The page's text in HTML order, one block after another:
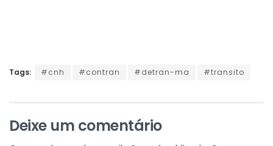
Tags: #cnh #contran #detran-ma #transito
Deixe um comentário